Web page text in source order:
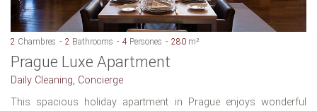
2 Chambres 2 Bathrooms 4 Persones 280 m²
Prague Luxe Apartment
Daily Cleaning, Concierge
This spacious holiday apartment in Prague enjoys wonderful